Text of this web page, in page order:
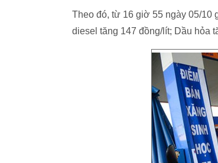
Theo đó, từ 16 giờ 55 ngày 05/10
diesel tăng 147 đồng/lít; Dầu hỏa